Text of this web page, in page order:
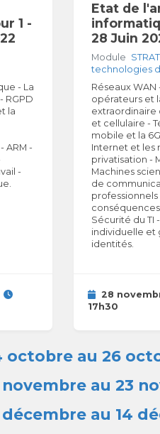
1 -
- La
RGPD
la
ARM -
-
Etat de
28 Juin
Module
technologies
Réseaux WAN
opérateurs et
extraordinaire
et cellulaire -
mobile et la
Internet et les
privatisation -
Machines
de
Sécurité du TI
individuelle et
identités.
28
17h30
octobre au 26
novembre au 23
décembre au 14